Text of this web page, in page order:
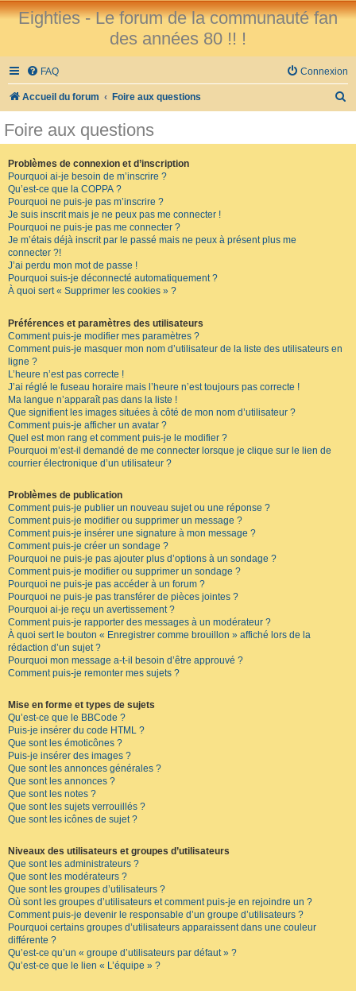
Eighties - Le forum de la communauté fan
des années 80 !! !
FAQ Connexion
Accueil du forum Foire aux questions
Foire aux questions
Problèmes de connexion et d’inscription
Pourquoi ai-je besoin de m’inscrire ?
Qu’est-ce que la COPPA ?
Pourquoi ne puis-je pas m’inscrire ?
Je suis inscrit mais je ne peux pas me connecter !
Pourquoi ne puis-je pas me connecter ?
Je m’étais déjà inscrit par le passé mais ne peux à présent plus me
connecter ?!
J’ai perdu mon mot de passe !
Pourquoi suis-je déconnecté automatiquement ?
À quoi sert « Supprimer les cookies » ?
Préférences et paramètres des utilisateurs
Comment puis-je modifier mes paramètres ?
Comment puis-je masquer mon nom d’utilisateur de la liste des utilisateurs en
ligne ?
L’heure n’est pas correcte !
J’ai réglé le fuseau horaire mais l’heure n’est toujours pas correcte !
Ma langue n’apparaît pas dans la liste !
Que signifient les images situées à côté de mon nom d’utilisateur ?
Comment puis-je afficher un avatar ?
Quel est mon rang et comment puis-je le modifier ?
Pourquoi m’est-il demandé de me connecter lorsque je clique sur le lien de
courrier électronique d’un utilisateur ?
Problèmes de publication
Comment puis-je publier un nouveau sujet ou une réponse ?
Comment puis-je modifier ou supprimer un message ?
Comment puis-je insérer une signature à mon message ?
Comment puis-je créer un sondage ?
Pourquoi ne puis-je pas ajouter plus d’options à un sondage ?
Comment puis-je modifier ou supprimer un sondage ?
Pourquoi ne puis-je pas accéder à un forum ?
Pourquoi ne puis-je pas transférer de pièces jointes ?
Pourquoi ai-je reçu un avertissement ?
Comment puis-je rapporter des messages à un modérateur ?
À quoi sert le bouton « Enregistrer comme brouillon » affiché lors de la
rédaction d’un sujet ?
Pourquoi mon message a-t-il besoin d’être approuvé ?
Comment puis-je remonter mes sujets ?
Mise en forme et types de sujets
Qu’est-ce que le BBCode ?
Puis-je insérer du code HTML ?
Que sont les émoticônes ?
Puis-je insérer des images ?
Que sont les annonces générales ?
Que sont les annonces ?
Que sont les notes ?
Que sont les sujets verrouillés ?
Que sont les icônes de sujet ?
Niveaux des utilisateurs et groupes d’utilisateurs
Que sont les administrateurs ?
Que sont les modérateurs ?
Que sont les groupes d’utilisateurs ?
Où sont les groupes d’utilisateurs et comment puis-je en rejoindre un ?
Comment puis-je devenir le responsable d’un groupe d’utilisateurs ?
Pourquoi certains groupes d’utilisateurs apparaissent dans une couleur
différente ?
Qu’est-ce qu’un « groupe d’utilisateurs par défaut » ?
Qu’est-ce que le lien « L’équipe » ?